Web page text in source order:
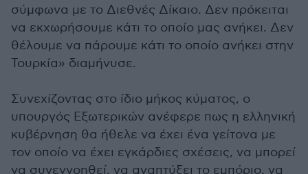
σύμφωνα με το Διεθνές Δίκαιο. Δεν πρόκειται
να εκχωρήσουμε κάτι το οποίο μας ανήκει. Δεν
θέλουμε να πάρουμε κάτι το οποίο ανήκει στην
Τουρκία» διαμήνυσε.
Συνεχίζοντας στο ίδιο μήκος κύματος, ο
υπουργός Εξωτερικών ανέφερε πως η ελληνική
κυβέρνηση θα ήθελε να έχει ένα γείτονα με
τον οποίο να έχει εγκάρδιες σχέσεις, να μπορεί
να συνεννοηθεί, να αναπτύξει το εμπόριο, να